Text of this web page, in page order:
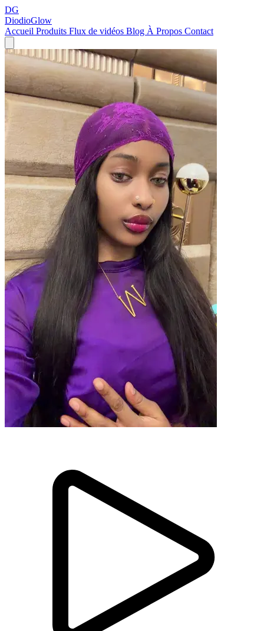
DG
DiodioGlow
Accueil Produits Flux de vidéos Blog À Propos Contact